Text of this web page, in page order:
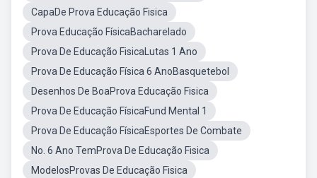
CapaDe Prova Educação Fisica
Prova Educação FísicaBacharelado
Prova De Educação FisicaLutas 1 Ano
Prova De Educação Física 6 AnoBasquetebol
Desenhos De BoaProva Educação Fisica
Prova De Educação FísicaFund Mental 1
Prova De Educação FísicaEsportes De Combate
No. 6 Ano TemProva De Educação Fisica
ModelosProvas De Educação Fisica